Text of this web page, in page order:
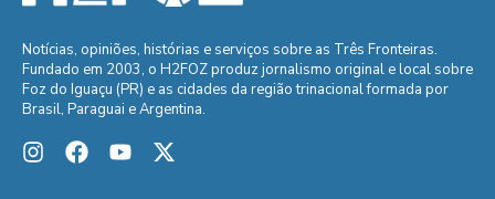
Notícias, opiniões, histórias e serviços sobre as Três Fronteiras.
Fundado em 2003, o H2FOZ produz jornalismo original e local sobre
Foz do Iguaçu (PR) e as cidades da região trinacional formada por
Brasil, Paraguai e Argentina.